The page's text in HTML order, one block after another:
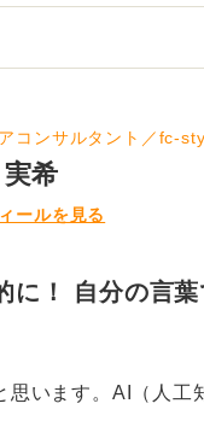
コンサルタント／fc-
希
ールを見る
に！ 自分の言
思います。AI（人工